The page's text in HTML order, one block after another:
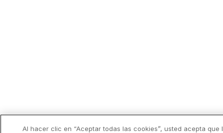
Al hacer clic en “Aceptar todas las cookies”, usted acepta que